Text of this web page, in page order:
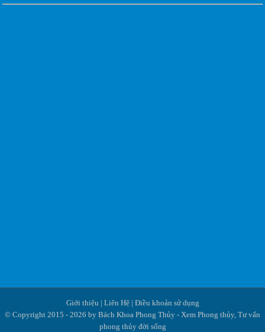
Giới thiệu | Liên Hệ| Điều khoản sử dụng
© Copyright 2015 - 2026 by Bách Khoa Phong Thủy - Xem Phong thủy, Tư vấn
phong thủy đời sống